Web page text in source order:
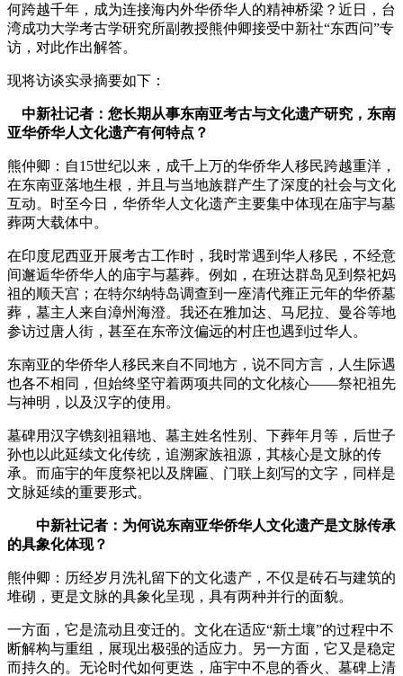
何跨越千年，成为连接海内外华侨华人的精神桥梁？近日，台
湾成功大学考古学研究所副教授熊仲卿接受中新社“东西问”专
访，对此作出解答。​
现将访谈实录摘要如下：
中新社记者：您长期从事东南亚考古与文化遗产研究，东南
亚华侨华人文化遗产有何特点？​
熊仲卿：自15世纪以来，成千上万的华侨华人移民跨越重洋，
在东南亚落地生根，并且与当地族群产生了深度的社会与文化
互动。时至今日，华侨华人文化遗产主要集中体现在庙宇与墓
葬两大载体中。​
在印度尼西亚开展考古工作时，我时常遇到华人移民，不经意
间邂逅华侨华人的庙宇与墓葬。例如，在班达群岛见到祭祀妈
祖的顺天宫；在特尔纳特岛调查到一座清代雍正元年的华侨墓
葬，墓主人来自漳州海澄。我还在雅加达、马尼拉、曼谷等地
参访过唐人街，甚至在东帝汶偏远的村庄也遇到过华人。​
东南亚的华侨华人移民来自不同地方，说不同方言，人生际遇
也各不相同，但始终坚守着两项共同的文化核心——祭祀祖先
与神明，以及汉字的使用。
墓碑用汉字镌刻祖籍地、墓主姓名性别、下葬年月等，后世子
孙也以此延续文化传统，追溯家族祖源，其核心是文脉的传
承。而庙宇的年度祭祀以及牌匾、门联上刻写的文字，同样是
文脉延续的重要形式。
中新社记者：为何说东南亚华侨华人文化遗产是文脉传承
的具象化体现？​
熊仲卿：历经岁月洗礼留下的文化遗产，不仅是砖石与建筑的
堆砌，更是文脉的具象化呈现，具有两种并行的面貌。
一方面，它是流动且变迁的。文化在适应“新土壤”的过程中不
断解构与重组，展现出极强的适应力。另一方面，它又是稳定
而持久的。无论时代如何更迭，庙宇中不息的香火、墓碑上清